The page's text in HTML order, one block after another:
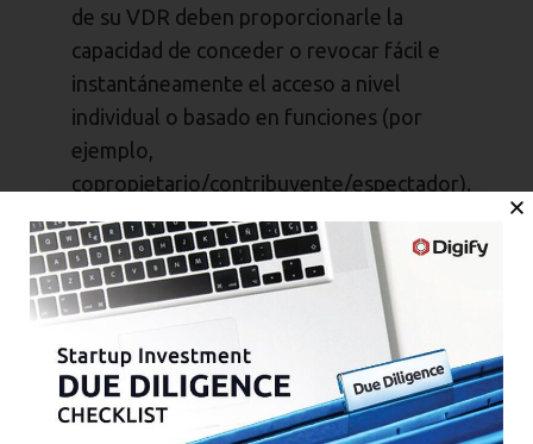
de su VDR deben proporcionarle la
capacidad de conceder o revocar fácil e
instantáneamente el acceso a nivel
individual o basado en funciones (por
ejemplo,
copropietario/contribuyente/espectador).
Capacidad para gestionar
un número ilimitado de
destinatarios y salas
Destinatarios ilimitados